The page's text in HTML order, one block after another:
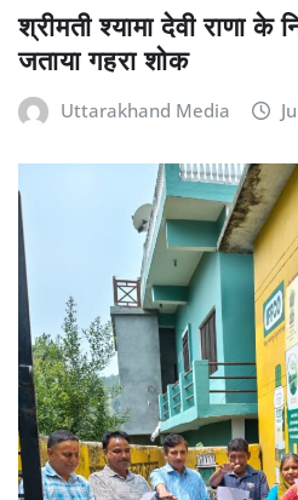
श्रीमती श्यामा देवी राणा
जताया गहरा शोक
Uttarakhand Media